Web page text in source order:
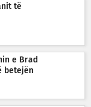
të
e Brad
betejën